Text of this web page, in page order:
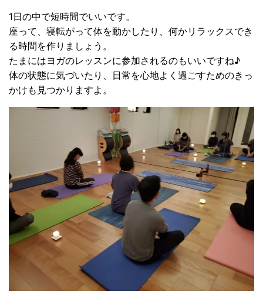
1日の中で短時間でいいです。
座って、寝転がって体を動かしたり、何かリラックスでき
る時間を作りましょう。
たまにはヨガのレッスンに参加されるのもいいですね♪
体の状態に気づいたり、日常を心地よく過ごすためのきっ
かけも見つかりますよ。